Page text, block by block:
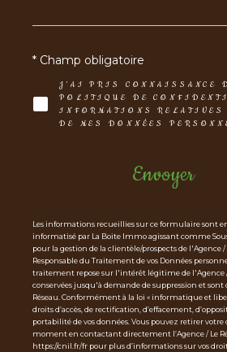
J'AI PRIS CONNAISSANCE
POLITIQUE DE
INFORMATIONS RELATIVES
DE MES DONNÉES
* Champ obligatoire
Envoyer
Les informations recueillies sur ce formulaire sont
informatisé par La Boite Immo agissant comme
pour la gestion de la clientèle/prospects de l'Agence
Responsable du Traitement de vos Données
traitement repose sur l'intérêt légitime de l'Agence /
conservées jusqu'à demande de suppression et sont
Réseau. Conformément à la loi « informatique et
droits d’accès, de rectification, d’effacement,
portabilité de vos données. Vous pouvez retirer
moment en contactant directement l’Agence / Le
https://cnil.fr/fr pour plus d’informations sur vos